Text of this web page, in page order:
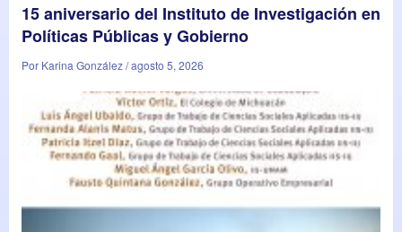
15 aniversario del Instituto de Investigación en
Políticas Públicas y Gobierno
Por Karina González / agosto 5, 2026